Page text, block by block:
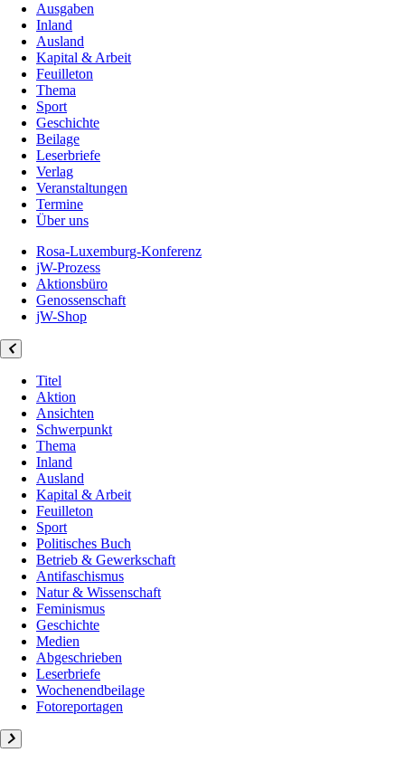
Ausgaben
Inland
Ausland
Kapital & Arbeit
Feuilleton
Thema
Sport
Geschichte
Beilage
Leserbriefe
Verlag
Veranstaltungen
Termine
Über uns
Rosa-Luxemburg-Konferenz
jW-Prozess
Aktionsbüro
Genossenschaft
jW-Shop
Titel
Aktion
Ansichten
Schwerpunkt
Thema
Inland
Ausland
Kapital & Arbeit
Feuilleton
Sport
Politisches Buch
Betrieb & Gewerkschaft
Antifaschismus
Natur & Wissenschaft
Feminismus
Geschichte
Medien
Abgeschrieben
Leserbriefe
Wochenendbeilage
Fotoreportagen